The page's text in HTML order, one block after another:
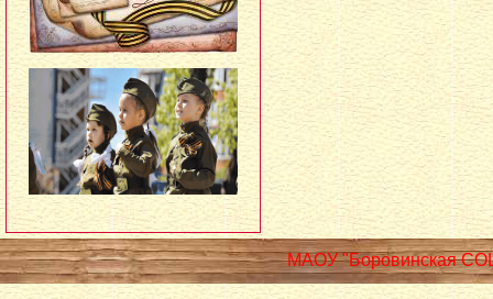
МАОУ "Боровинская